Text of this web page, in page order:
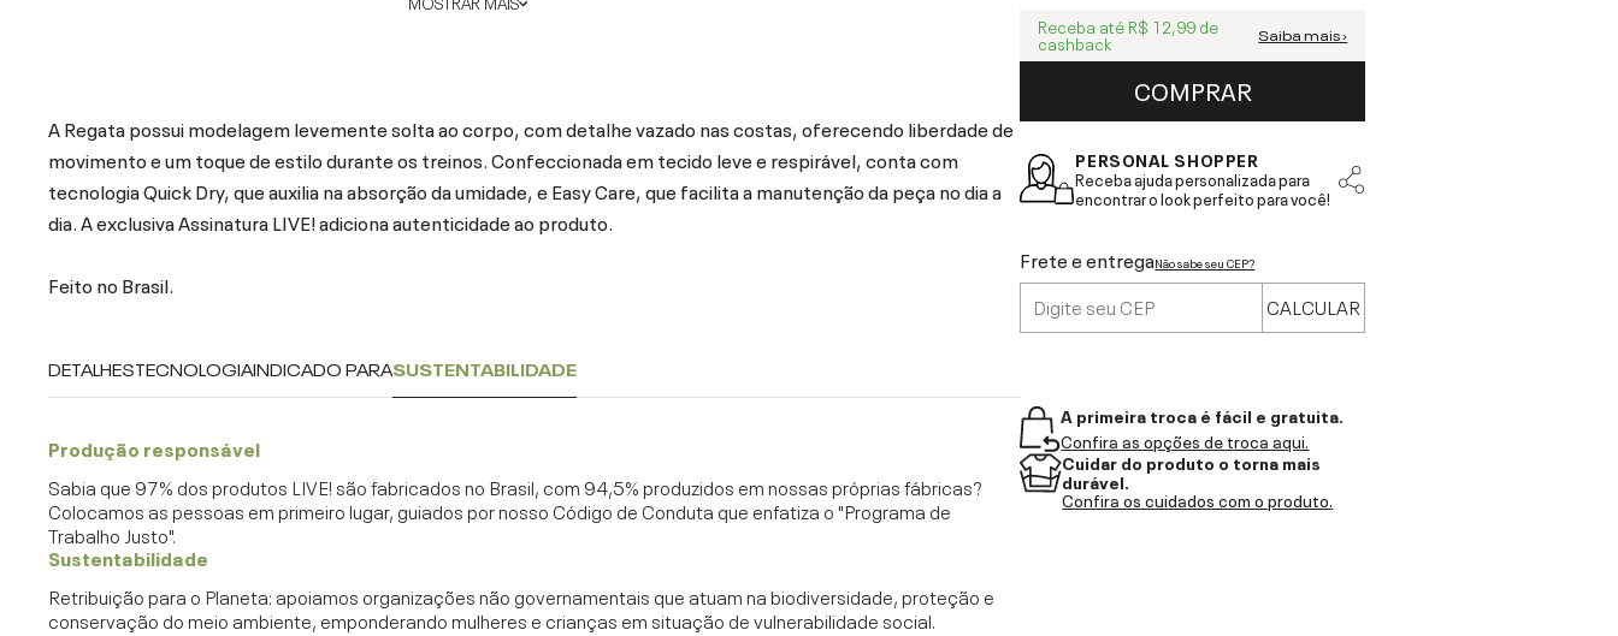
A Regata possui modelagem levemente solta ao corpo, com detalhe vazado nas costas, oferecendo liberdade de
movimento e um toque de estilo durante os treinos. Confeccionada em tecido leve e respirável, conta com
tecnologia Quick Dry, que auxilia na absorção da umidade, e Easy Care, que facilita a manutenção da peça no dia a
dia. A exclusiva Assinatura LIVE! adiciona autenticidade ao produto.
Feito no Brasil.
DETALHESTECNOLOGIAINDICADO PARASUSTENTABILIDADE
Produção responsável
Sabia que 97% dos produtos LIVE! são fabricados no Brasil, com 94,5% produzidos em nossas próprias fábricas?
Colocamos as pessoas em primeiro lugar, guiados por nosso Código de Conduta que enfatiza o "Programa de
Trabalho Justo".
Sustentabilidade
Retribuição para o Planeta: apoiamos organizações não governamentais que atuam na biodiversidade, proteção e
conservação do meio ambiente, emponderando mulheres e crianças em situação de vulnerabilidade social.
Receba até R$ 12,99 de
cashback Saiba mais ›
COMPRAR
PERSONAL SHOPPER
Receba ajuda personalizada para
encontrar o look perfeito para você!
Frete e entregaNão sabe seu CEP?
CALCULAR
A primeira troca é fácil e gratuita.
Confira as opções de troca aqui.
Cuidar do produto o torna mais
durável.
Confira os cuidados com o produto.